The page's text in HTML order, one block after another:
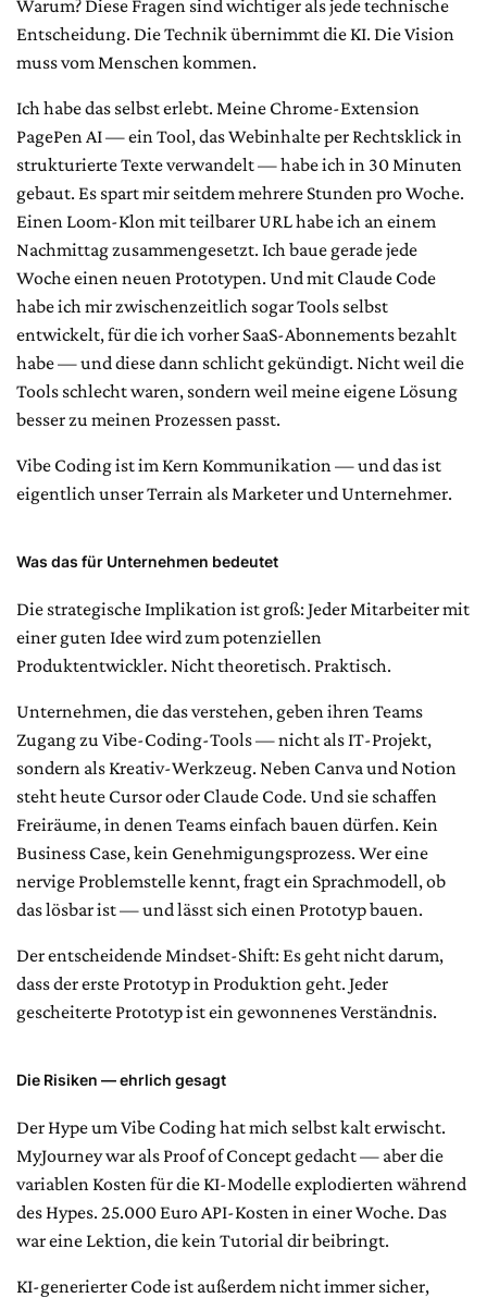
Warum? Diese Fragen sind wichtiger als jede technische
Entscheidung. Die Technik übernimmt die KI. Die Vision
muss vom Menschen kommen.
Ich habe das selbst erlebt. Meine Chrome-Extension
PagePen AI — ein Tool, das Webinhalte per Rechtsklick in
strukturierte Texte verwandelt — habe ich in 30 Minuten
gebaut. Es spart mir seitdem mehrere Stunden pro Woche.
Einen Loom-Klon mit teilbarer URL habe ich an einem
Nachmittag zusammengesetzt. Ich baue gerade jede
Woche einen neuen Prototypen. Und mit Claude Code
habe ich mir zwischenzeitlich sogar Tools selbst
entwickelt, für die ich vorher SaaS-Abonnements bezahlt
habe — und diese dann schlicht gekündigt. Nicht weil die
Tools schlecht waren, sondern weil meine eigene Lösung
besser zu meinen Prozessen passt.
Vibe Coding ist im Kern Kommunikation — und das ist
eigentlich unser Terrain als Marketer und Unternehmer.
Was das für Unternehmen bedeutet
Die strategische Implikation ist groß: Jeder Mitarbeiter mit
einer guten Idee wird zum potenziellen
Produktentwickler. Nicht theoretisch. Praktisch.
Unternehmen, die das verstehen, geben ihren Teams
Zugang zu Vibe-Coding-Tools — nicht als IT-Projekt,
sondern als Kreativ-Werkzeug. Neben Canva und Notion
steht heute Cursor oder Claude Code. Und sie schaffen
Freiräume, in denen Teams einfach bauen dürfen. Kein
Business Case, kein Genehmigungsprozess. Wer eine
nervige Problemstelle kennt, fragt ein Sprachmodell, ob
das lösbar ist — und lässt sich einen Prototyp bauen.
Der entscheidende Mindset-Shift: Es geht nicht darum,
dass der erste Prototyp in Produktion geht. Jeder
gescheiterte Prototyp ist ein gewonnenes Verständnis.
Die Risiken — ehrlich gesagt
Der Hype um Vibe Coding hat mich selbst kalt erwischt.
MyJourney war als Proof of Concept gedacht — aber die
variablen Kosten für die KI-Modelle explodierten während
des Hypes. 25.000 Euro API-Kosten in einer Woche. Das
war eine Lektion, die kein Tutorial dir beibringt.
KI-generierter Code ist außerdem nicht immer sicher,